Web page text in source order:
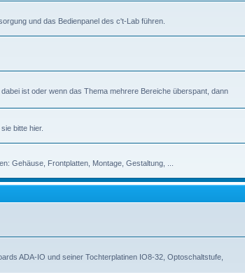
und das Bedienpanel des c't-Lab führen.
ist oder wenn das Thema mehrere Bereiche überspant, dann
bitte hier.
Gehäuse, Frontplatten, Montage, Gestaltung, ...
ADA-IO und seiner Tochterplatinen IO8-32, Optoschaltstufe,